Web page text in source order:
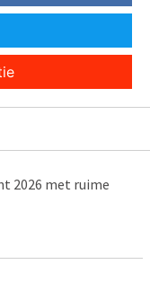
2026 met ruime